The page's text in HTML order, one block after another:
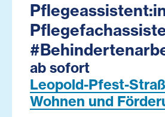
ab sofort
Leopold-Pfest-
Wohnen und